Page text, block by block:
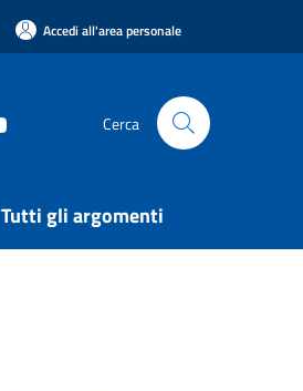
Accedi all'area personale
Cerca
Tutti gli argomenti